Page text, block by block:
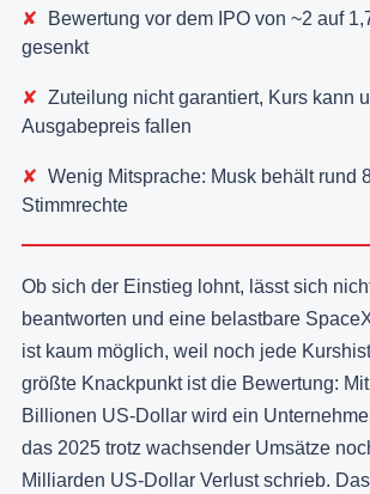
Bewertung vor dem IPO von ~2 auf
gesenkt
Zuteilung nicht garantiert, Kurs kann
Ausgabepreis fallen
Wenig Mitsprache: Musk behält rund
Stimmrechte
Ob sich der Einstieg lohnt, lässt sich
beantworten und eine belastbare
ist kaum möglich, weil noch jede
größte Knackpunkt ist die Bewertung:
Billionen US-Dollar wird ein
das 2025 trotz wachsender Umsätze
Milliarden US-Dollar Verlust schrieb.